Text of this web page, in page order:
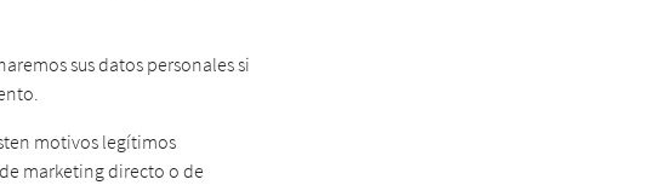
sus datos personales si
motivos legítimos
marketing directo o de